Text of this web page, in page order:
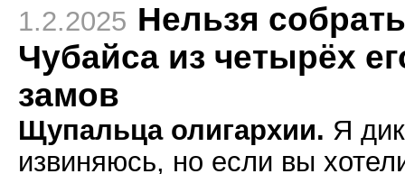
1.2.2025 Нельзя собрать
Чубайса из четырёх
замов
Щупальца олигархии. Я
извиняюсь, но если вы